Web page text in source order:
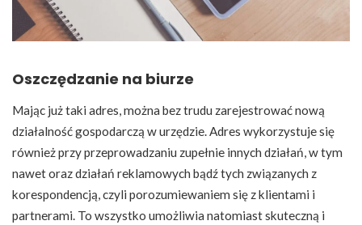
Oszczędzanie na biurze
Mając już taki adres, można bez trudu zarejestrować nową
działalność gospodarczą w urzędzie. Adres wykorzystuje się
również przy przeprowadzaniu zupełnie innych działań, w tym
nawet oraz działań reklamowych bądź tych związanych z
korespondencją, czyli porozumiewaniem się z klientami i
partnerami. To wszystko umożliwia natomiast skuteczną i